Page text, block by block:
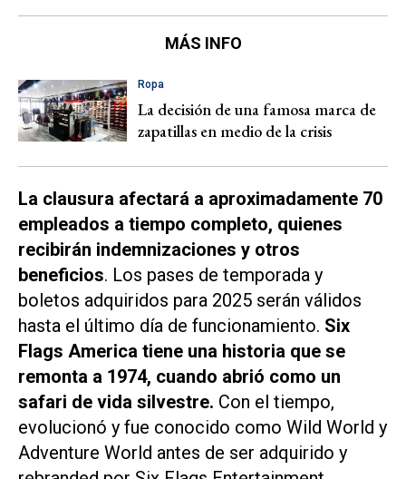
MÁS INFO
Ropa
La decisión de una famosa marca de
zapatillas en medio de la crisis
La clausura afectará a aproximadamente 70
empleados a tiempo completo, quienes
recibirán indemnizaciones y otros
beneficios. Los pases de temporada y
boletos adquiridos para 2025 serán válidos
hasta el último día de funcionamiento. Six
Flags America tiene una historia que se
remonta a 1974, cuando abrió como un
safari de vida silvestre. Con el tiempo,
evolucionó y fue conocido como Wild World y
Adventure World antes de ser adquirido y